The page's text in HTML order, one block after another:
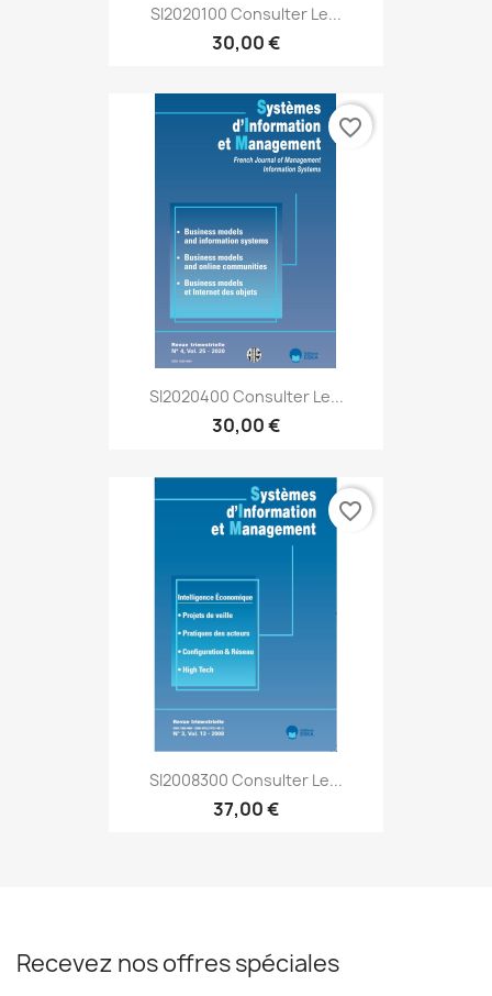
SI2020100 Consulter Le...
30,00 €
SI2020400 Consulter Le...
30,00 €
favorite_border
SI2008300 Consulter Le...
37,00 €
favorite_border
Recevez nos offres spéciales